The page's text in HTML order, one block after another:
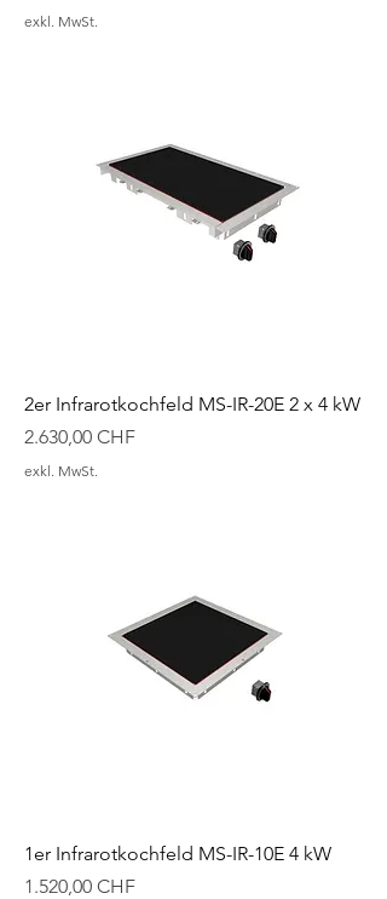
exkl. MwSt.
2er Infrarotkochfeld MS-IR-20E 2 x 4 kW
Preis
2.630,00 CHF
exkl. MwSt.
1er Infrarotkochfeld MS-IR-10E 4 kW
Preis
1.520,00 CHF